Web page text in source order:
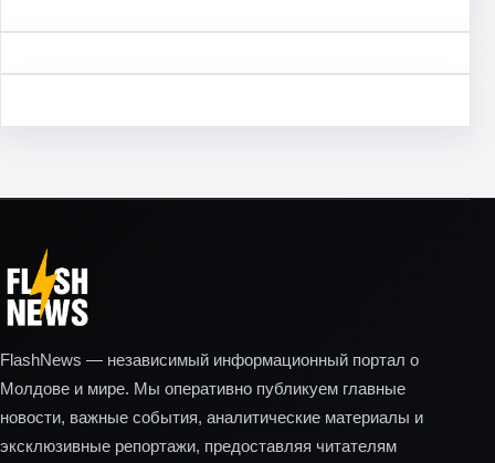
FlashNews — независимый информационный портал о
Молдове и мире. Мы оперативно публикуем главные
новости, важные события, аналитические материалы и
эксклюзивные репортажи, предоставляя читателям